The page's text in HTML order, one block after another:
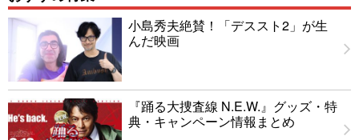
小島秀夫絶賛！「デススト2」が生
んだ映画
『踊る大捜査線 N.E.W.』グッズ・特
典・キャンペーン情報まとめ